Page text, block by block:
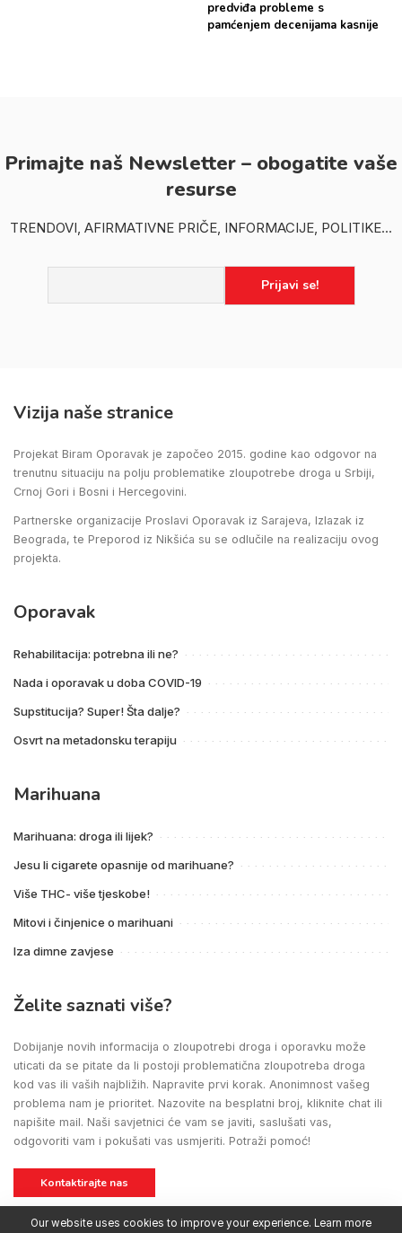
predviđa probleme s
pamćenjem decenijama kasnije
Primajte naš Newsletter – obogatite vaše
resurse
TRENDOVI, AFIRMATIVNE PRIČE, INFORMACIJE, POLITIKE...
Vizija naše stranice
Projekat Biram Oporavak je započeo 2015. godine kao odgovor na
trenutnu situaciju na polju problematike zloupotrebe droga u Srbiji,
Crnoj Gori i Bosni i Hercegovini.
Partnerske organizacije Proslavi Oporavak iz Sarajeva, Izlazak iz
Beograda, te Preporod iz Nikšića su se odlučile na realizaciju ovog
projekta.
Oporavak
Rehabilitacija: potrebna ili ne?
Nada i oporavak u doba COVID-19
Supstitucija? Super! Šta dalje?
Osvrt na metadonsku terapiju
Marihuana
Marihuana: droga ili lijek?
Jesu li cigarete opasnije od marihuane?
Više THC- više tjeskobe!
Mitovi i činjenice o marihuani
Iza dimne zavjese
Želite saznati više?
Dobijanje novih informacija o zloupotrebi droga i oporavku može
uticati da se pitate da li postoji problematična zloupotreba droga
kod vas ili vaših najbližih. Napravite prvi korak. Anonimnost vašeg
problema nam je prioritet. Nazovite na besplatni broj, kliknite chat ili
napišite mail. Naši savjetnici će vam se javiti, saslušati vas,
odgovoriti vam i pokušati vas usmjeriti. Potraži pomoć!
Kontaktirajte nas
Our website uses cookies to improve your experience. Learn more